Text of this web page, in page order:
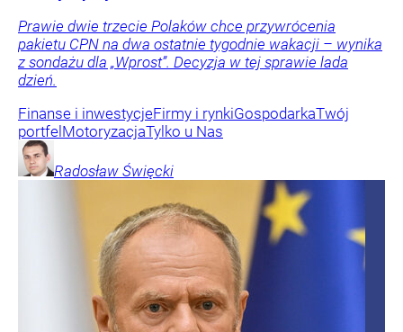
Prawie dwie trzecie Polaków chce przywrócenia
pakietu CPN na dwa ostatnie tygodnie wakacji – wynika
z sondażu dla „Wprost”. Decyzja w tej sprawie lada
dzień.
Finanse i inwestycjeFirmy i rynkiGospodarkaTwój
portfelMotoryzacjaTylko u Nas
Radosław Święcki